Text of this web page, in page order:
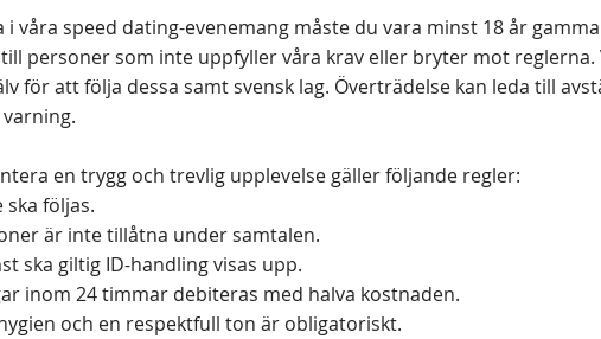
i våra speed dating-evenemang måste du vara minst 18 år
personer som inte uppfyller våra krav eller bryter mot
för att följa dessa samt svensk lag. Överträdelse kan leda till
en trygg och trevlig upplevelse gäller följande regler:
ska följas.
är inte tillåtna under samtalen.
ska giltig ID-handling visas upp.
inom 24 timmar debiteras med halva kostnaden.
och en respektfull ton är obligatoriskt.